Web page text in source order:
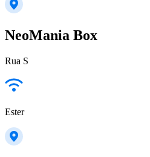
NeoMania Box
Rua S
Ester